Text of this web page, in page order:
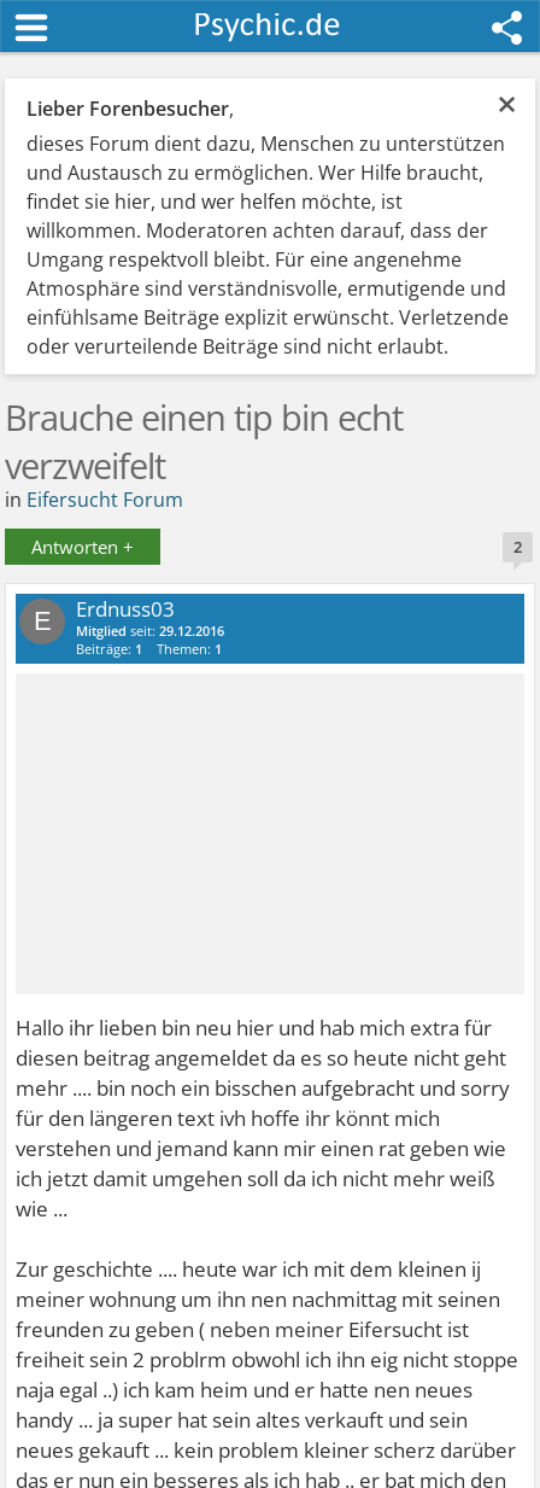
×
Lieber Forenbesucher,
dieses Forum dient dazu, Menschen zu unterstützen
und Austausch zu ermöglichen. Wer Hilfe braucht,
findet sie hier, und wer helfen möchte, ist
willkommen. Moderatoren achten darauf, dass der
Umgang respektvoll bleibt. Für eine angenehme
Atmosphäre sind verständnisvolle, ermutigende und
einfühlsame Beiträge explizit erwünscht. Verletzende
oder verurteilende Beiträge sind nicht erlaubt.
Brauche einen tip bin echt
verzweifelt
in Eifersucht Forum
Antworten + 2
E Erdnuss03
Mitglied seit:29.12.2016
Beiträge: 1 Themen: 1
Hallo ihr lieben bin neu hier und hab mich extra für
diesen beitrag angemeldet da es so heute nicht geht
mehr .... bin noch ein bisschen aufgebracht und sorry
für den längeren text ivh hoffe ihr könnt mich
verstehen und jemand kann mir einen rat geben wie
ich jetzt damit umgehen soll da ich nicht mehr weiß
wie ...
Zur geschichte .... heute war ich mit dem kleinen ij
meiner wohnung um ihn nen nachmittag mit seinen
freunden zu geben ( neben meiner Eifersucht ist
freiheit sein 2 problrm obwohl ich ihn eig nicht stoppe
naja egal ..) ich kam heim und er hatte nen neues
handy ... ja super hat sein altes verkauft und sein
neues gekauft ... kein problem kleiner scherz darüber
das er nun ein besseres als ich hab .. er bat mich den